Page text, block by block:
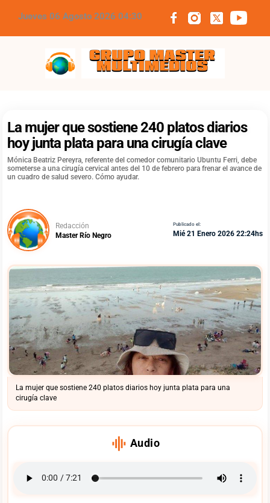
Jueves 06 Agosto 2026 04:30
Grupo Master Multimedios
La mujer que sostiene 240 platos diarios
hoy junta plata para una cirugía clave
Mónica Beatriz Pereyra, referente del comedor comunitario Ubuntu Ferri, debe
someterse a una cirugía cervical antes del 10 de febrero para frenar el avance de
un cuadro de salud severo. Cómo ayudar.
Redacción
Master Río Negro
Publicado el:
Mié 21 Enero 2026 22:24hs
La mujer que sostiene 240 platos diarios hoy junta plata para una
cirugía clave
graphic_eq Audio